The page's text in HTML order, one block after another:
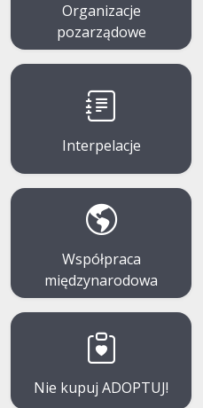
Organizacje
pozarządowe
Interpelacje
Współpraca
międzynarodowa
Nie kupuj ADOPTUJ!